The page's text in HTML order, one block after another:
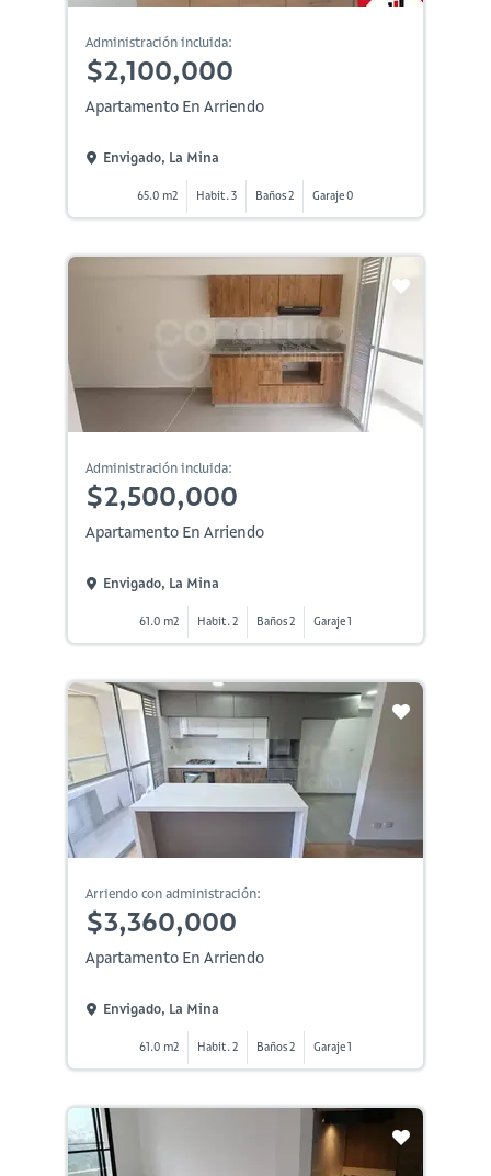
Administración incluida:
$2,100,000
Apartamento En Arriendo
Envigado, La Mina
65.0 m2 Habit. 3 Baños 2 Garaje 0
Administración incluida:
$2,500,000
Apartamento En Arriendo
Envigado, La Mina
61.0 m2 Habit. 2 Baños 2 Garaje 1
Arriendo con administración:
$3,360,000
Apartamento En Arriendo
Envigado, La Mina
61.0 m2 Habit. 2 Baños 2 Garaje 1